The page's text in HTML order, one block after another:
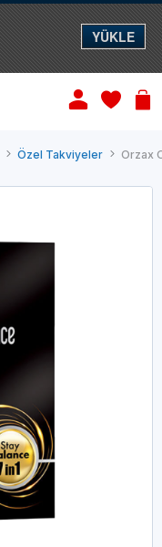
Özel Takviyeler Orzax
YÜKLE